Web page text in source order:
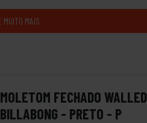
MOLETOM FECHADO WALLED
BILLABONG - PRETO - P